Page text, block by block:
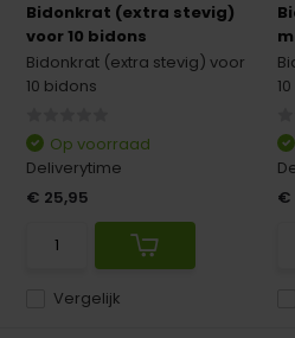
Bidonkrat (extra stevig)
voor 10 bidons
Bidonkrat (extra stevig) voor
10 bidons
Vergelijk
Op voorraad
Deliverytime
€ 25,95
€